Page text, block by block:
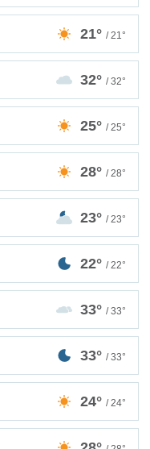
21° / 21°
32° / 32°
25° / 25°
28° / 28°
23° / 23°
22° / 22°
33° / 33°
33° / 33°
24° / 24°